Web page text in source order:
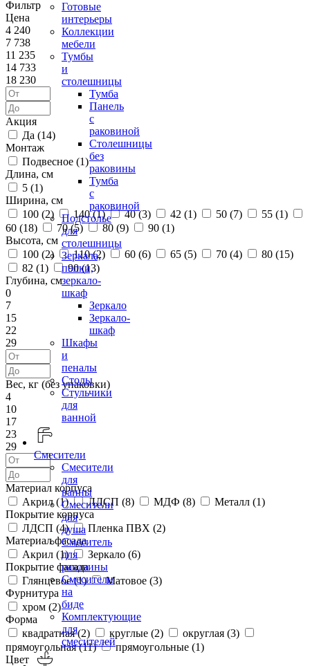
Готовые
интерьеры
Коллекции
мебели
Тумбы
и
столешницы
Тумба
Панель
с
раковиной
Столешницы
без
раковины
Тумба
с
раковиной
Подстолье
для
столешницы
Зеркала,
полки,
зеркало-
шкаф
Зеркало
Зеркало-
шкаф
Шкафы
и
пеналы
Столы
Стульчики
для
ванной
Смесители
Смесители
для
ванны
Смесители
для
душа
Смеситель
для
раковины
Смесители
на
биде
Комплектующие
для
смесителей
Фильтр
Цена
4 240
7 738
11 235
14 733
18 230
Акция
Да (14)
Монтаж
Подвесное (1)
Длина, см
5 (1)
Ширина, см
100 (2) 140 (1) 40 (3) 42 (1) 50 (7) 55 (1)
60 (18) 70 (5) 80 (9) 90 (1)
Высота, см
100 (2) 110 (2) 60 (6) 65 (5) 70 (4) 80 (15)
82 (1) 90 (13)
Глубина, см
0
7
15
22
29
Вес, кг (без упаковки)
4
10
17
23
29
Материал корпуса
Акрил (1) ЛДСП (8) МДФ (8) Металл (1)
Покрытие корпуса
ЛДСП (4) Пленка ПВХ (2)
Материал фасада
Акрил (1) Зеркало (6)
Покрытие фасада
Глянцевое (1) Матовое (3)
Фурнитура
хром (2)
Форма
квадратная (2) круглые (2) округлая (3)
прямоугольная (11) прямоугольные (1)
Цвет